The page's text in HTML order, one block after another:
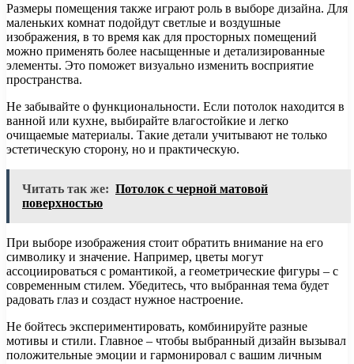
Размеры помещения также играют роль в выборе дизайна. Для
маленьких комнат подойдут светлые и воздушные
изображения, в то время как для просторных помещений
можно применять более насыщенные и детализированные
элементы. Это поможет визуально изменить восприятие
пространства.
Не забывайте о функциональности. Если потолок находится в
ванной или кухне, выбирайте влагостойкие и легко
очищаемые материалы. Такие детали учитывают не только
эстетическую сторону, но и практическую.
Читать так же: Потолок с черной матовой
поверхностью
При выборе изображения стоит обратить внимание на его
символику и значение. Например, цветы могут
ассоциироваться с романтикой, а геометрические фигуры – с
современным стилем. Убедитесь, что выбранная тема будет
радовать глаз и создаст нужное настроение.
Не бойтесь экспериментировать, комбинируйте разные
мотивы и стили. Главное – чтобы выбранный дизайн вызывал
положительные эмоции и гармонировал с вашим личным